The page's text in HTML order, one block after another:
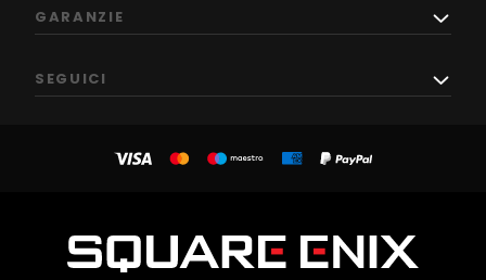
GARANZIE
SEGUICI